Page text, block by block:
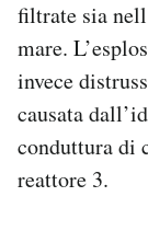
filtrate sia
mare.
invece
causata
conduttura di
reattore 3.